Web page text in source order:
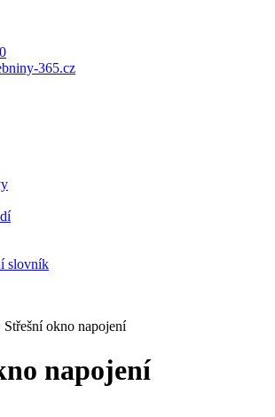
365.cz
slovník
Střešní okno napojení
napojení